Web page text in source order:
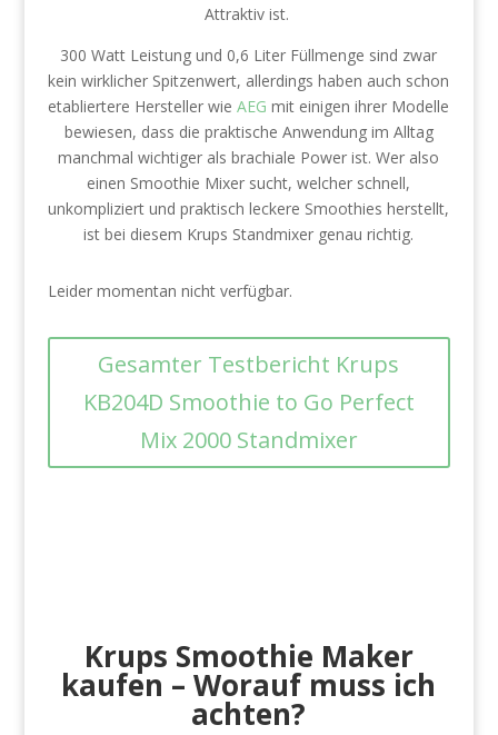
Attraktiv ist.
300 Watt Leistung und 0,6 Liter Füllmenge sind zwar
kein wirklicher Spitzenwert, allerdings haben auch schon
etabliertere Hersteller wieAEG mit einigen ihrer Modelle
bewiesen, dass die praktische Anwendung im Alltag
manchmal wichtiger als brachiale Power ist. Wer also
einen Smoothie Mixer sucht, welcher schnell,
unkompliziert und praktisch leckere Smoothies herstellt,
ist bei diesem Krups Standmixer genau richtig.
Leider momentan nicht verfügbar.
Gesamter Testbericht Krups
KB204D Smoothie to Go Perfect
Mix 2000 Standmixer
Krups Smoothie Maker
kaufen – Worauf muss ich
achten?